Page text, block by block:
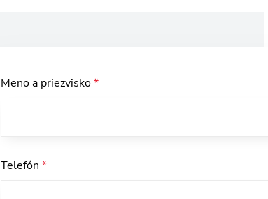
Meno a priezvisko*
Telefón *